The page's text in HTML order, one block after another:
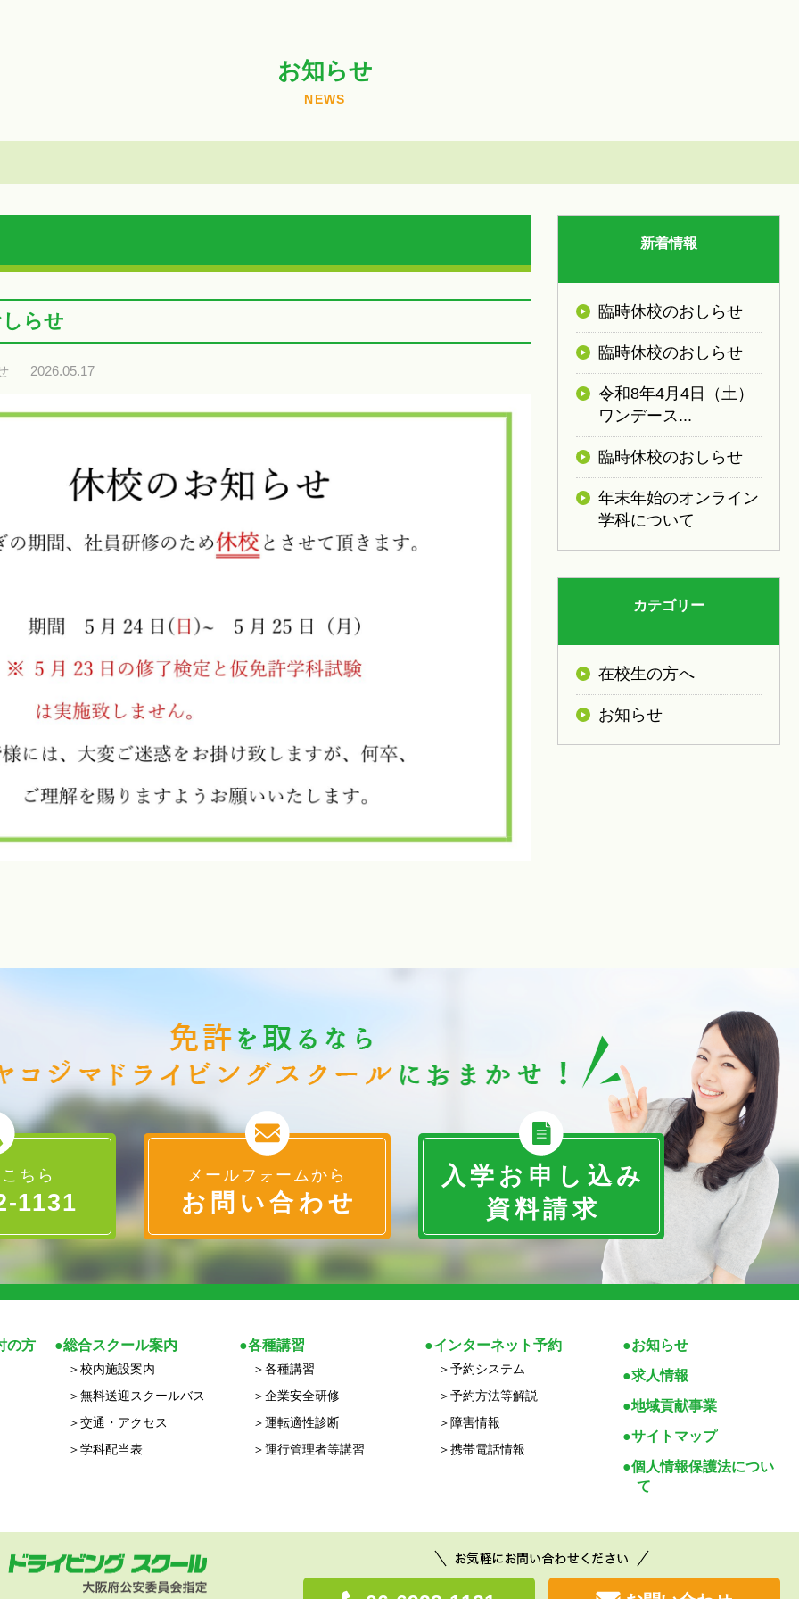
お知らせ
NEWS
らせ
2026.05.17
新着情報
臨時休校のおしらせ
臨時休校のおしらせ
令和8年4月4日（土）
ワンデース...
臨時休校のおしらせ
年末年始のオンライン
学科について
カテゴリー
在校生の方へ
お知らせ
ちら
1131
メールフォームから
お問い合わせ
入学お申し込み
資料請求
の方 総合スクール案内
校内施設案内
無料送迎スクールバス
交通・アクセス
学科配当表
各種講習
各種講習
企業安全研修
運転適性診断
運行管理者等講習
インターネット予約
予約システム
予約方法等解説
障害情報
携帯電話情報
お知らせ
求人情報
地域貢献事業
サイトマップ
個人情報保護法につい
て